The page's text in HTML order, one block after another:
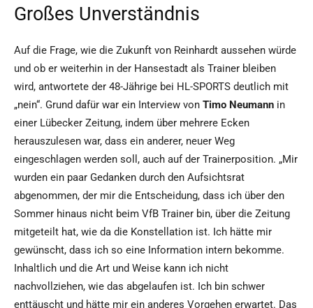
Großes Unverständnis
Auf die Frage, wie die Zukunft von Reinhardt aussehen würde
und ob er weiterhin in der Hansestadt als Trainer bleiben
wird, antwortete der 48-Jährige bei HL-SPORTS deutlich mit
„nein“. Grund dafür war ein Interview von Timo Neumann in
einer Lübecker Zeitung, indem über mehrere Ecken
herauszulesen war, dass ein anderer, neuer Weg
eingeschlagen werden soll, auch auf der Trainerposition. „Mir
wurden ein paar Gedanken durch den Aufsichtsrat
abgenommen, der mir die Entscheidung, dass ich über den
Sommer hinaus nicht beim VfB Trainer bin, über die Zeitung
mitgeteilt hat, wie da die Konstellation ist. Ich hätte mir
gewünscht, dass ich so eine Information intern bekomme.
Inhaltlich und die Art und Weise kann ich nicht
nachvollziehen, wie das abgelaufen ist. Ich bin schwer
enttäuscht und hätte mir ein anderes Vorgehen erwartet. Das